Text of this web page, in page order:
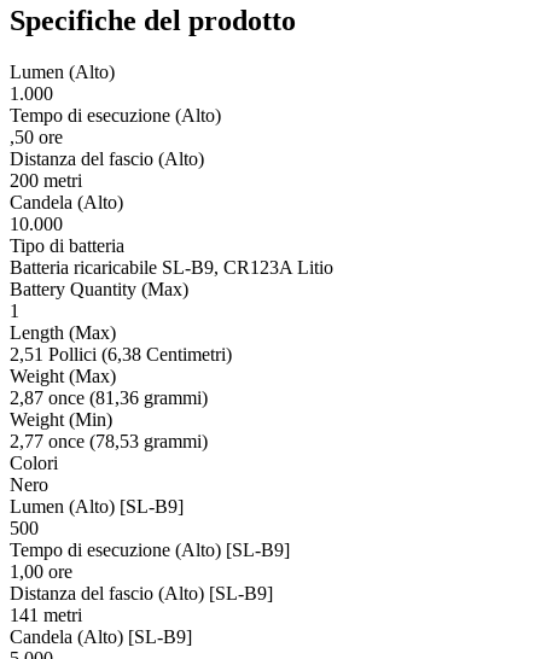
Specifiche del prodotto
Lumen (Alto)
1.000
Tempo di esecuzione (Alto)
,50 ore
Distanza del fascio (Alto)
200 metri
Candela (Alto)
10.000
Tipo di batteria
Batteria ricaricabile SL-B9, CR123A Litio
Battery Quantity (Max)
1
Length (Max)
2,51 Pollici (6,38 Centimetri)
Weight (Max)
2,87 once (81,36 grammi)
Weight (Min)
2,77 once (78,53 grammi)
Colori
Nero
Lumen (Alto) [SL-B9]
500
Tempo di esecuzione (Alto) [SL-B9]
1,00 ore
Distanza del fascio (Alto) [SL-B9]
141 metri
Candela (Alto) [SL-B9]